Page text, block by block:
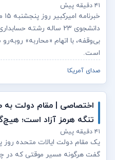
۴۱ دقیقه پیش
بی‌وقفه، با اتهام «محاربه»
است.
صدای آمریکا
اختصاصی | مقام دولت به
تنگه هرمز آزاد است؛
۴۱ دقیقه پیش
گفت هرگونه مسیر موقتی که در